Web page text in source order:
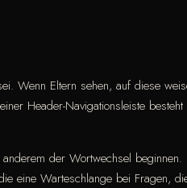
Wenn Eltern sehen, auf diese
Header-Navigationsleiste
der Wortwechsel
eine Warteschlange bei Fragen,